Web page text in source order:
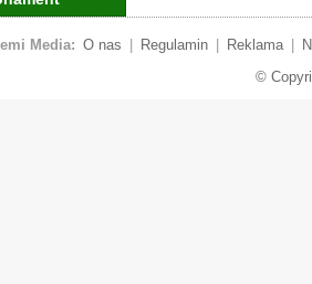
Media: O nas Regulamin Reklama
©